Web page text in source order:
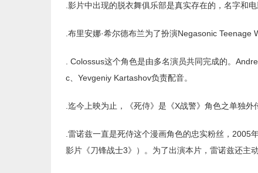
.影片中出现的脱衣舞俱乐部是真实存在的，名字和
.布里安娜·希尔德布兰为了扮演Negasonic Teenage
. Colossus这个角色是由多名演员共同完成的。
c、Yevgeniy Kartashov负责配音。
.迄今上映为止，《死侍》是《X战警》角色之单独外
.雷诺兹一直是死侍这个漫画角色的忠实粉丝，2005
影片《刀锋战士3》）。为了出演本片，雷诺兹还主动